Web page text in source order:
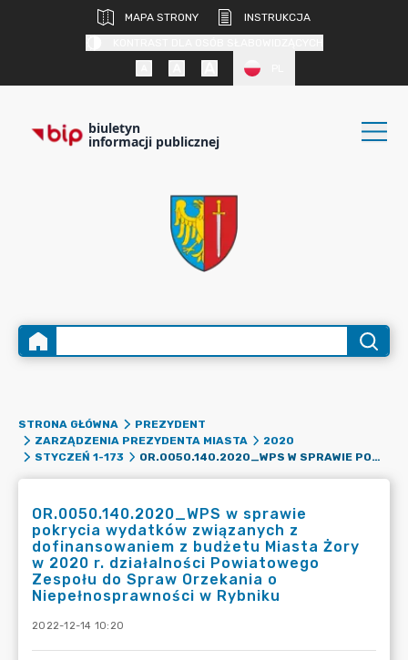
MAPA STRONY
INSTRUKCJA
biuletyn
informacji publicznej
STRONA GŁÓWNA
PREZYDENT
ZARZĄDZENIA PREZYDENTA MIASTA
2020
STYCZEŃ 1-173
OR.0050.140.2020_WPS W SPRAWIE POKRYCIA WYDATKÓW ZWIĄZANYCH Z DOFINANSOWANIEM Z BUDŻETU MIASTA ŻORY W 2020 R. DZIAŁALNOŚCI POWIATOWEGO ZESPOŁU DO SPRAW ORZEKANIA O NIEPEŁNOSPRAWNOŚCI W RYBNIKU
OR.0050.140.2020_WPS w sprawie
pokrycia wydatków związanych z
dofinansowaniem z budżetu Miasta Żory
w 2020 r. działalności Powiatowego
Zespołu do Spraw Orzekania o
Niepełnosprawności w Rybniku
2022-12-14 10:20